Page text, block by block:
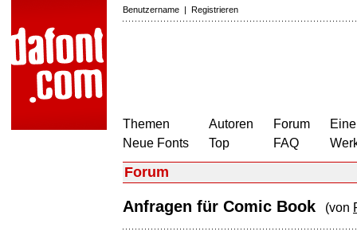
Benutzername | Registrieren
Themen
Neue Fonts
Autoren
Top
Forum
FAQ
Forum
Anfragen für Comic Book (von